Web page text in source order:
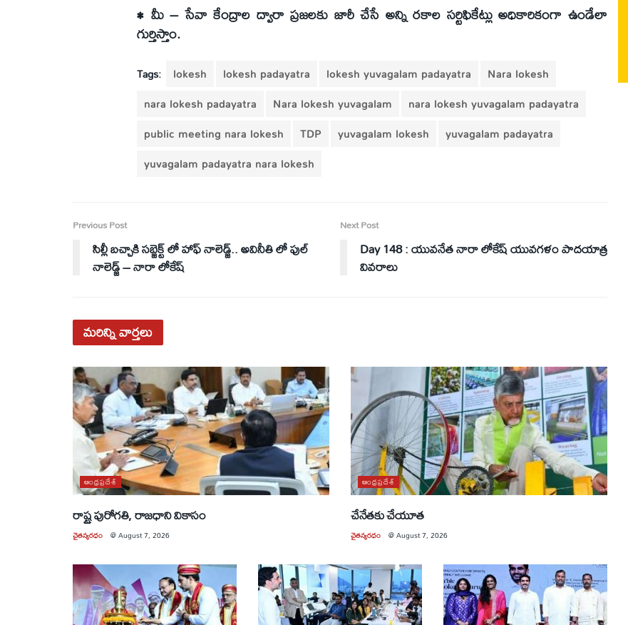
• మీ – సేవా కేంద్రాల ద్వారా ప్రజలకు జారీ చేసే అన్ని రకాల సర్టిఫికేట్లు అధికారికంగా ఉండేలా
గుర్తిస్తాం.
Tags: lokesh lokesh padayatra lokesh yuvagalam padayatra
Nara lokesh
nara lokesh padayatra
Nara lokesh yuvagalam
nara lokesh yuvagalam padayatra
public meeting nara lokesh
TDP yuvagalam lokesh
yuvagalam padayatra
yuvagalam padayatra nara lokesh
Previous Post
సిల్లీ బచ్చాకి సబ్జెక్ట్ లో హాఫ్ నాలెడ్జ్.. అవినీతి లో ఫుల్
నాలెడ్జ్ – నారా లోకేష్
Next Post
Day 148 : యువనేత నారా లోకేష్ యువగళం పాదయాత్ర
వివరాలు
మరిన్నివార్తలు
ఆంధ్రప్రదేశ్
రాష్ట్ర పురోగతి, రాజధాని వికాసం
చైతన్యరధం @August 7, 2026
ఆంధ్రప్రదేశ్
చేనేతకు చేయూత
చైతన్యరధం @August 7, 2026